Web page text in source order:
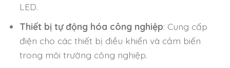
LED.
Thiết bị tự động hóa công nghiệp: Cung cấp
điện cho các thiết bị điều khiển và cảm biến
trong môi trường công nghiệp.